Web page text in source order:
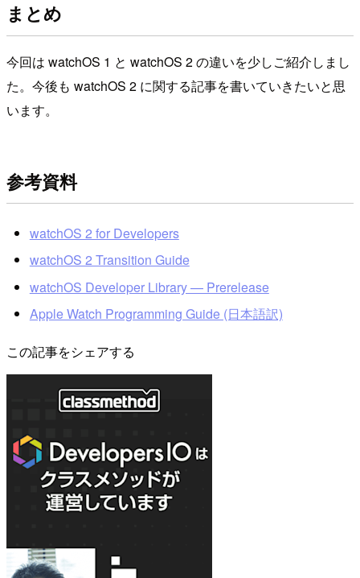
まとめ
今回は watchOS 1 と watchOS 2 の違いを少しご紹介しまし
た。今後も watchOS 2 に関する記事を書いていきたいと思
います。
参考資料
watchOS 2 for Developers
watchOS 2 Transition Guide
watchOS Developer Library — Prerelease
Apple Watch Programming Guide (日本語訳)
この記事をシェアする